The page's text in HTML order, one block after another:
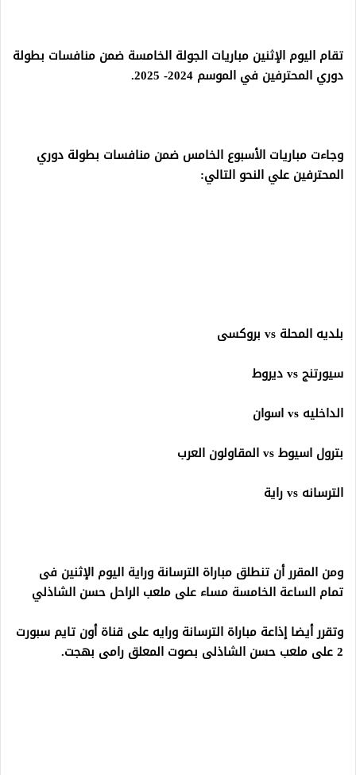
تقام اليوم الإثنين مباريات الجولة الخامسة ضمن منافسات بطولة
دوري المحترفين في الموسم 2024- 2025.
وجاءت مباريات الأسبوع الخامس ضمن منافسات بطولة دوري
المحترفين علي النحو التالي:
بلديه المحلة vs بروكسى
سيورتنج vs ديروط
الداخليه vs اسوان
بترول اسيوط vs المقاولون العرب
الترسانه vs راية
ومن المقرر أن تنطلق مباراة الترسانة وراية اليوم الإثنين فى
تمام الساعة الخامسة مساء على ملعب الراحل حسن الشاذلي
وتقرر أيضا إذاعة مباراة الترسانة ورايه على قناة أون تايم سبورت
2 على ملعب حسن الشاذلى بصوت المعلق رامى بهجت.